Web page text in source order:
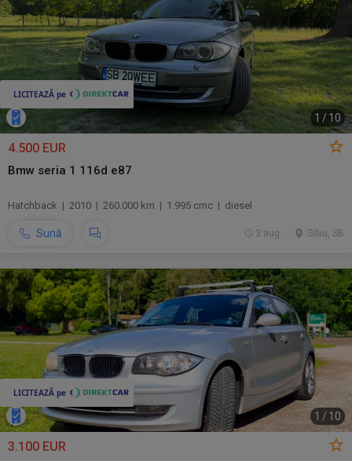
1 / 10
4.500 EUR
Bmw seria 1 116d e87
Hatchback | 2010 | 260.000 km | 1.995 cmc | diesel
Sună Sibiu, SB
3 aug.
1 /10
3.100 EUR